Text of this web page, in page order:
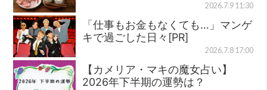
2026.7.9 11:30
「仕事もお金もなくても…」マンゲ
キで過ごした日々[PR]
2026.7.8 17:00
【カメリア・マキの魔女占い】
2026年下半期の運勢は？